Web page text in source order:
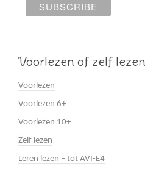
Voorlezen of zelf lezen
Voorlezen
Voorlezen 6+
Voorlezen 10+
Zelf lezen
Leren lezen – tot AVI-E4